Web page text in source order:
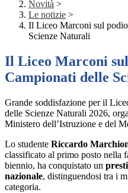
Novità >
Le notizie >
Il Liceo Marconi sul
Scienze Naturali
Il Liceo Marconi
Campionati delle
Grande soddisfazione per il
delle Scienze Naturali 2026,
Ministero dell’Istruzione e del
Lo studente Riccardo
classificato al primo posto nella
biennio, ha conquistato un
nazionale, distinguendosi tra i
categoria.